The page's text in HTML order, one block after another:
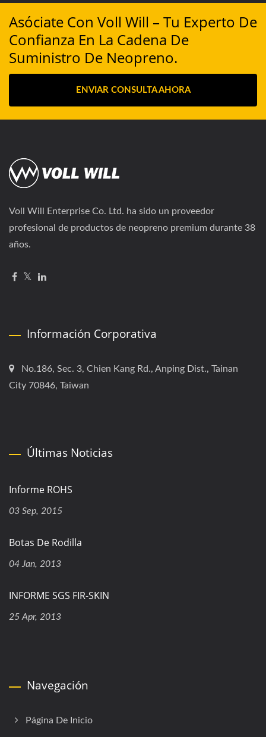
Asóciate Con Voll Will – Tu Experto De
Confianza En La Cadena De
Suministro De Neopreno.
ENVIAR CONSULTA AHORA
Voll Will Enterprise Co. Ltd. ha sido un proveedor
profesional de productos de neopreno premium durante 38
años.
Información Corporativa
No.186, Sec. 3, Chien Kang Rd., Anping Dist., Tainan
City 70846, Taiwan
Últimas Noticias
Informe ROHS
03 Sep, 2015
Botas De Rodilla
04 Jan, 2013
INFORME SGS FIR-SKIN
25 Apr, 2013
Navegación
Página De Inicio